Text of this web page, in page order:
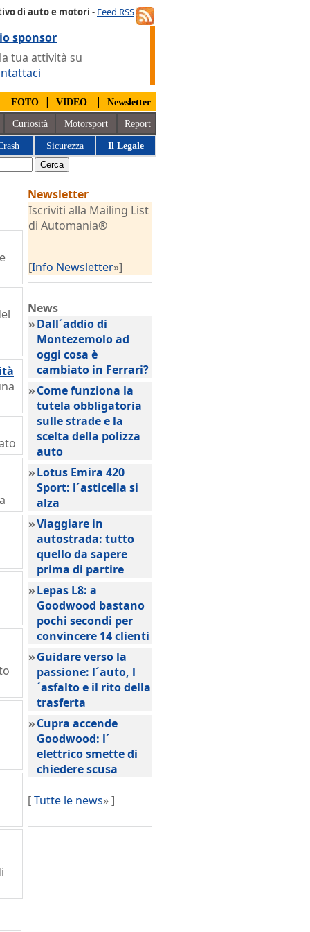
di auto e motori - Feed RSS
sponsor
tua attività su
FOTO | VIDEO | Newsletter
Curiosità Motorsport Report
Sicurezza Il Legale
Newsletter
Iscriviti alla Mailing List
di Automania®
[Info Newsletter»]
News
»Dall´addio di
Montezemolo ad
oggi cosa è
cambiato in Ferrari?
»Come funziona la
tutela obbligatoria
sulle strade e la
scelta della polizza
auto
»Lotus Emira 420
Sport: l´asticella si
alza
»Viaggiare in
autostrada: tutto
quello da sapere
prima di partire
»Lepas L8: a
Goodwood bastano
pochi secondi per
convincere 14 clienti
»Guidare verso la
passione: l´auto, l
´asfalto e il rito della
trasferta
»Cupra accende
Goodwood: l´
elettrico smette di
chiedere scusa
[Tutte le news» ]